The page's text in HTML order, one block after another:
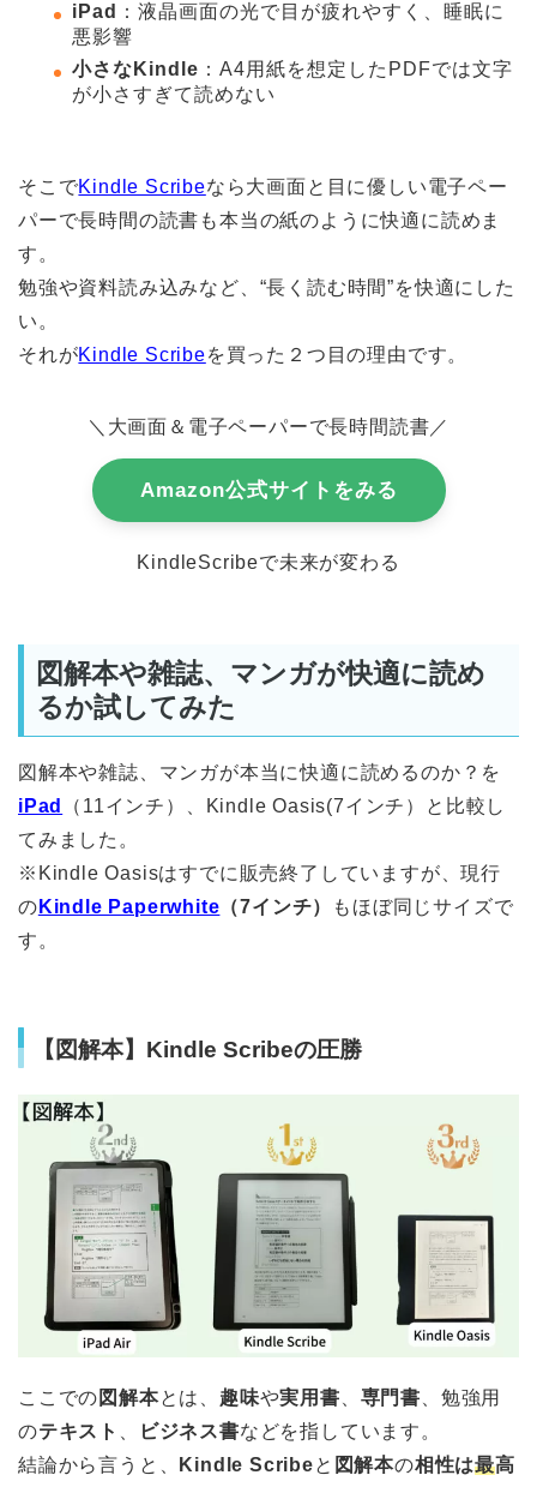
iPad
：液晶画面の光で目が疲れやすく、睡眠に
悪影響
小さなKindle ：A4用紙を想定したPDFでは文字
が小さすぎて読めない
そこでKindle Scribeなら大画面と目に優しい電子ペー
パーで長時間の読書も本当の紙のように快適に読めま
す。
勉強や資料読み込みなど、“長く読む時間”を快適にした
い。
それがKindle Scribeを買った２つ目の理由です。
＼ 大画面＆電子ペーパーで長時間読書 ／
Amazon公式サイトをみる
KindleScribeで未来が変わる
図解本や雑誌、マンガが快適に読め
るか試してみた
図解本や雑誌、マンガが本当に快適に読めるのか？を
iPad
（11インチ）、Kindle Oasis(7インチ）と比較し
てみました。
※Kindle Oasisはすでに販売終了していますが、現行
の Kindle Paperwhite （7インチ）
もほぼ同じサイズで
す。
【図解本】Kindle Scribeの圧勝
ここでの 図解本とは、 趣味や実用書 専門書 、勉強用
のテキスト ビジネス書などを指しています。
結論から言うと、
Kindle Scribeと 図解本の相性は最高